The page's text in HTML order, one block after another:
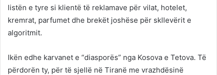
listën e tyre si klientë të reklamave për vilat, hotelet,
kremrat, parfumet dhe brekët joshëse për skllevërit e
algoritmit.
Ikën edhe karvanet e “diasporës” nga Kosova e Tetova. Të
përdorën ty, për të sjellë në Tiranë me vrazhdësinë